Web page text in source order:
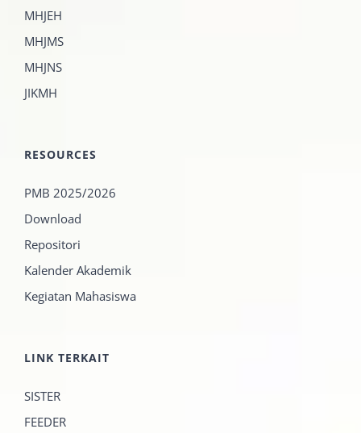
MHJEH
MHJMS
MHJNS
JIKMH
RESOURCES
PMB 2025/2026
Download
Repositori
Kalender Akademik
Kegiatan Mahasiswa
LINK TERKAIT
SISTER
FEEDER